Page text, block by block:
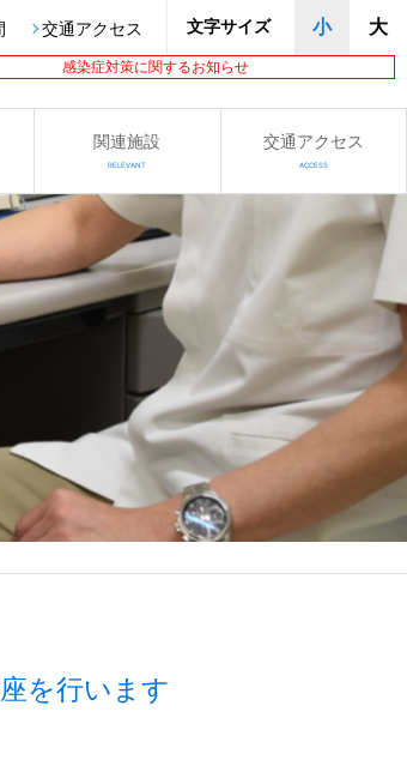
感染症対策に関するお知らせ
交通アクセス 文字サイズ 小 大
関連施設
RELEVANT
交通アクセス
ACCESS
を行います